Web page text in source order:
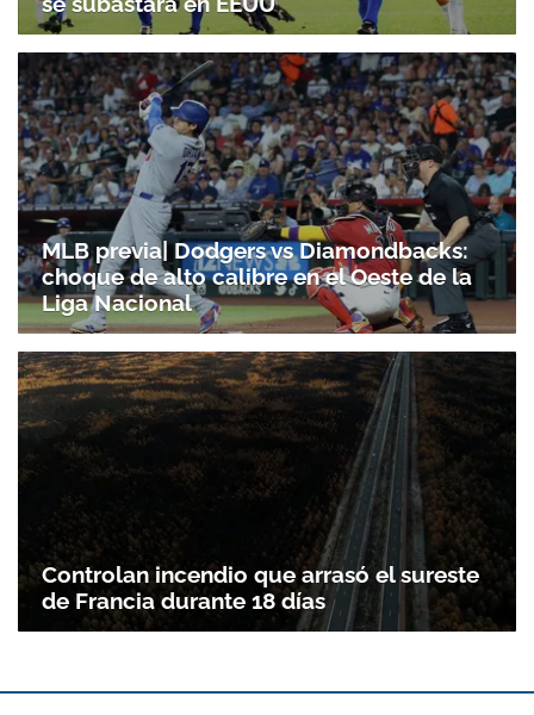
MLB previa| Dodgers vs Diamondbacks:
choque de alto calibre en el Oeste de la
Liga Nacional
Controlan incendio que arrasó el sureste
de Francia durante 18 días